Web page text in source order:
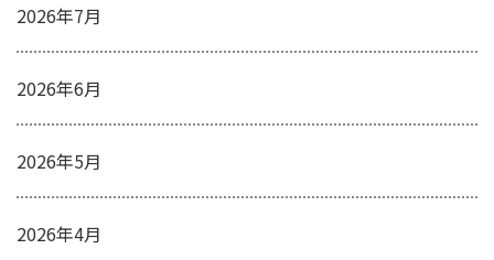
2026年7月
2026年6月
2026年5月
2026年4月